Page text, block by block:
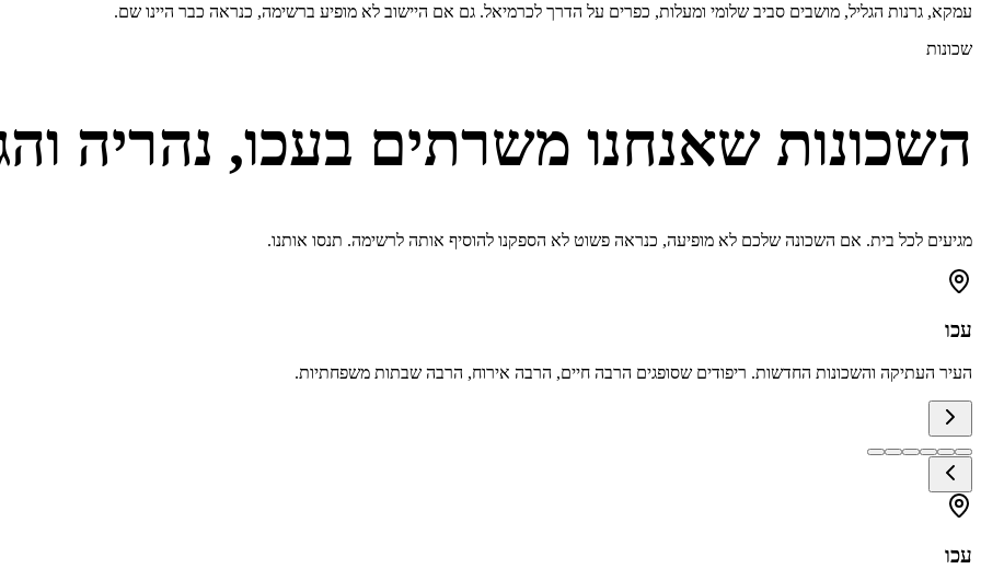
עמקא, גרנות הגליל, מושבים סביב שלומי ומעלות, כפרים על הדרך לכרמיאל. גם אם היישוב לא מופיע ברשימה, כנראה כבר היינו שם.
שכונות
השכונות שאנחנו משרתים בעכו, נהריה
מגיעים לכל בית. אם השכונה שלכם לא מופיעה, כנראה פשוט לא הספקנו להוסיף אותה לרשימה. תנסו אותנו.
עכו
העיר העתיקה והשכונות החדשות. ריפודים שסופגים הרבה חיים, הרבה אירוח, הרבה שבתות משפחתיות.
עכו